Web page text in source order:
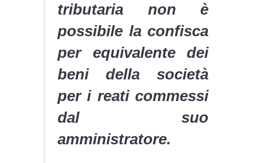
tributaria non è
possibile la confisca
per equivalente dei
beni della società
per i reati commessi
dal suo
amministratore.